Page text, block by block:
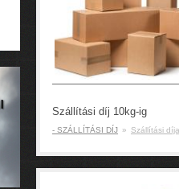
Szállítási díj 10kg-ig
- SZÁLLÍTÁSI DÍJ » Szállítási